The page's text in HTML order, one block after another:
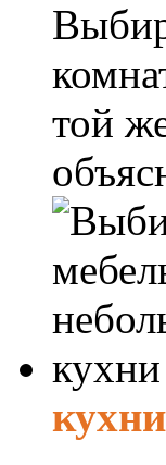
той
кухни